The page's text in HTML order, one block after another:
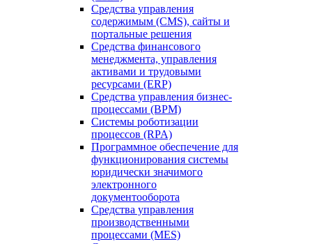
Средства управления
содержимым (CMS), сайты и
портальные решения
Средства финансового
менеджмента, управления
активами и трудовыми
ресурсами (ERP)
Средства управления бизнес-
процессами (BPM)
Системы роботизации
процессов (RPA)
Программное обеспечение для
функционирования системы
юридически значимого
электронного
документооборота
Средства управления
производственными
процессами (MES)